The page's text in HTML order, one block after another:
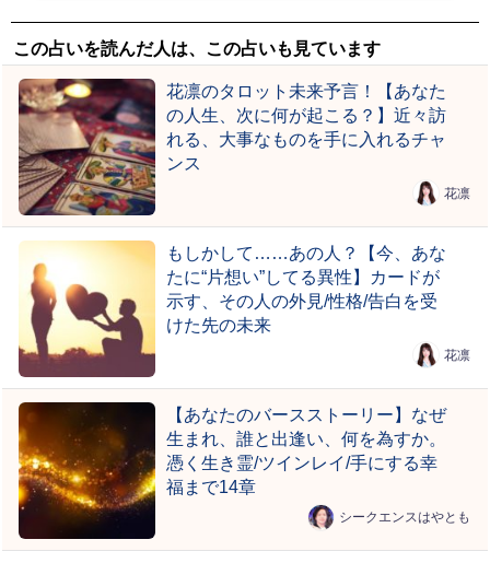
この占いを読んだ人は、この占いも見ています
花凛のタロット未来予言！【あなた
の人生、次に何が起こる？】近々訪
れる、大事なものを手に入れるチャ
ンス
花凛
もしかして……あの人？【今、あな
たに“片想い”してる異性】カードが
示す、その人の外見/性格/告白を受
けた先の未来
花凛
【あなたのバースストーリー】なぜ
生まれ、誰と出逢い、何を為すか。
憑く生き霊/ツインレイ/手にする幸
福まで14章
シークエンスはやとも